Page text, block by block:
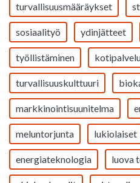
turvallisuusmääräykset
sosiaalityö ydinjätteet
työllistäminen
turvallisuuskulttuuri
markkinointisuunitelma
meluntorjunta lukiolaiset
energiateknologia luova